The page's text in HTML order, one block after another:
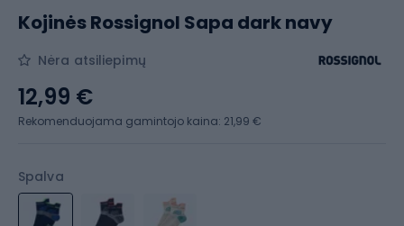
Kojinės Rossignol Sapa dark navy
Nėra atsiliepimų
Spalva
12,99 €
Rekomenduojama gamintojo kaina: 21,99 €